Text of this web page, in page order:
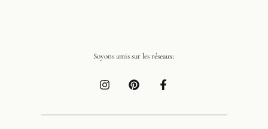
Soyons amis sur les réseaux: